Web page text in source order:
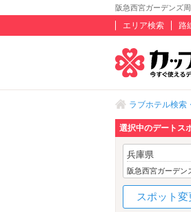
阪急西宮ガーデンズ
エリア検索 路
ラブホテル検索
選択中のデートス
兵庫県
阪急西宮ガーデン
スポット